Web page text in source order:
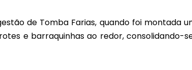
de Tomba Farias, quando foi montada
e barraquinhas ao redor, consolidando-